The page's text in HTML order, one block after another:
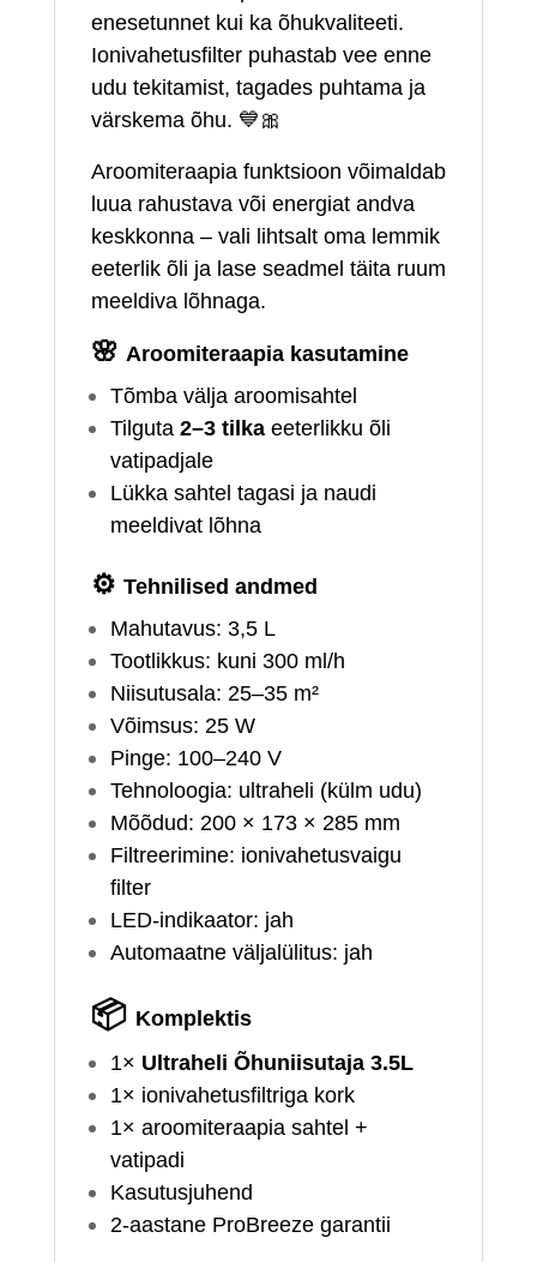
enesetunnet kui ka õhukvaliteeti.
Ionivahetusfilter puhastab vee enne
udu tekitamist, tagades puhtama ja
värskema õhu. 💙🎀
Aroomiteraapia funktsioon võimaldab
luua rahustava või energiat andva
keskkonna – vali lihtsalt oma lemmik
eeterlik õli ja lase seadmel täita ruum
meeldiva lõhnaga.
🌸 Aroomiteraapia kasutamine
Tõmba välja aroomisahtel
Tilguta 2–3 tilkaeeterlikku õli
vatipadjale
Lükka sahtel tagasi ja naudi
meeldivat lõhna
⚙️ Tehnilised andmed
Mahutavus: 3,5 L
Tootlikkus: kuni 300 ml/h
Niisutusala: 25–35 m²
Võimsus: 25 W
Pinge: 100–240 V
Tehnoloogia: ultraheli (külm udu)
Mõõdud: 200 × 173 × 285 mm
Filtreerimine: ionivahetusvaigu
filter
LED‑indikaator: jah
Automaatne väljalülitus: jah
📦 Komplektis
1× Ultraheli Õhuniisutaja 3.5L
1× ionivahetusfiltriga kork
1× aroomiteraapia sahtel +
vatipadi
Kasutusjuhend
2‑aastane ProBreeze garantii